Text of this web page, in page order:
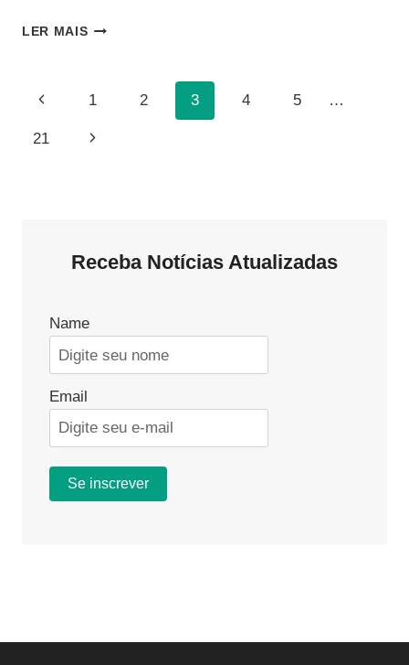
LER MAISQUANDO
NECESSÁRIO
REALIZAR
EXAME
Navegação
Da
Página
Anterior
1 2 3 4 5 …
21
Página
Receba Notícias Atualizadas
Name
Email